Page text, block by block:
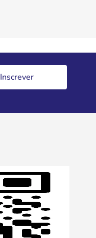
Inscrever